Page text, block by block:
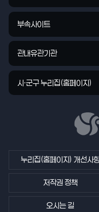
바
가
기
부속사이트
관내유관기관
시·군구 누리집(홈페이지)
누리집(홈페이지) 개선사
저작권 정책
오시는 길